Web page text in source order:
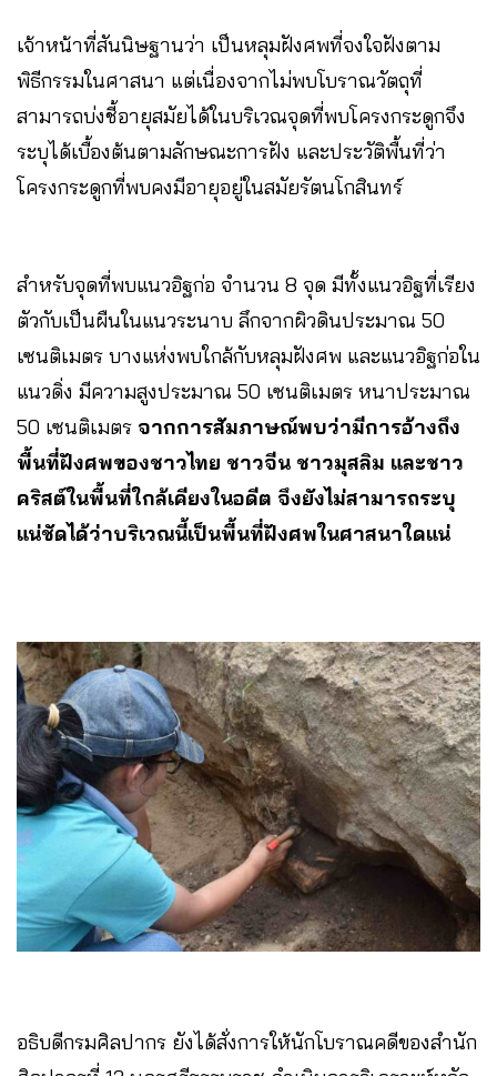
เจ้าหน้าที่สันนิษฐานว่า เป็นหลุมฝังศพที่จงใจฝังตาม
พิธีกรรมในศาสนา แต่เนื่องจากไม่พบโบราณวัตถุที่
สามารถบ่งชี้อายุสมัยได้ในบริเวณจุดที่พบโครงกระดูกจึง
ระบุได้เบื้องต้นตามลักษณะการฝัง และประวัติพื้นที่ว่า
โครงกระดูกที่พบคงมีอายุอยู่ในสมัยรัตนโกสินทร์ ​
สำหรับจุดที่พบแนวอิฐก่อ จำนวน 8 จุด มีทั้งแนวอิฐที่เรียง
ตัวกับเป็นผืนในแนวระนาบ ลึกจากผิวดินประมาณ 50
เซนติเมตร บางแห่งพบใกล้กับหลุมฝังศพ และแนวอิฐก่อใน
แนวดิ่ง มีความสูงประมาณ 50 เซนติเมตร หนาประมาณ
50 เซนติเมตร จากการสัมภาษณ์พบว่ามีการอ้างถึง
พื้นที่ฝังศพของชาวไทย ชาวจีน ชาวมุสลิม และชาว
คริสต์ในพื้นที่ใกล้เคียงในอดีต จึงยังไม่สามารถระบุ
แน่ชัดได้ว่าบริเวณนี้เป็นพื้นที่ฝังศพในศาสนาใดแน่
​อธิบดีกรมศิลปากร ยังได้สั่งการให้นักโบราณคดีของสำนัก